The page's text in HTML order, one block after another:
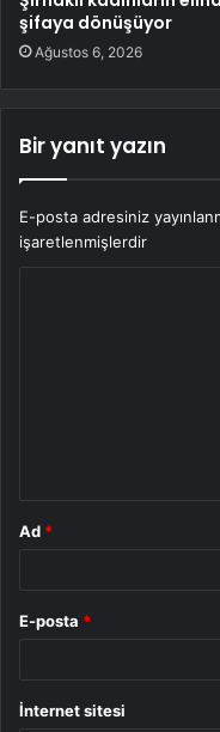
şifaya dönüşüyor
Ağustos 6, 2026
Bir yanıt yazın
E-posta adresiniz
işaretlenmişlerdir
Ad *
E-posta *
İnternet sitesi